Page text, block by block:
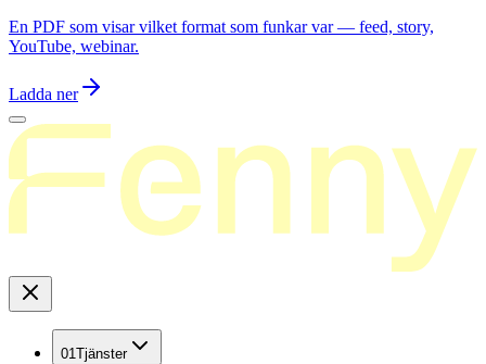
En PDF som visar vilket format som funkar var — feed, story,
YouTube, webinar.
Ladda ner
01Tjänster